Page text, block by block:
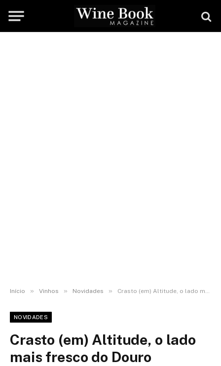
Início » Vinhos » Novidades » Crasto (em) Altitude, o lado mais fresco do Douro
NOVIDADES
Crasto (em) Altitude, o lado
mais fresco do Douro